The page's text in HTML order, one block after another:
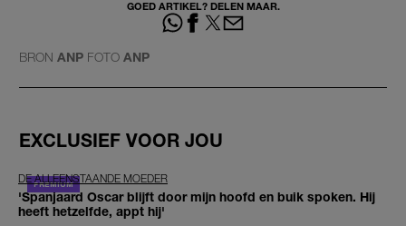
GOED ARTIKEL? DELEN MAAR.
BRON ANP FOTO ANP
EXCLUSIEF VOOR JOU
DE ALLEENSTAANDE MOEDER
'Spanjaard Oscar blijft door mijn hoofd en buik spoken. Hij
heeft hetzelfde, appt hij'